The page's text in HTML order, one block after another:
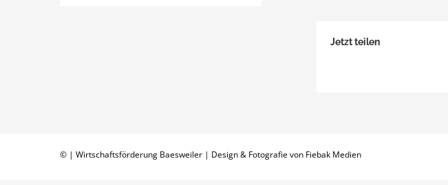
Jetzt teilen
© | Wirtschaftsförderung Baesweiler | Design & Fotografie von Fiebak Medien